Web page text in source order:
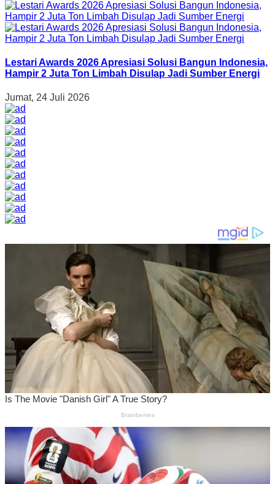
Lestari Awards 2026 Apresiasi Solusi Bangun Indonesia,
Hampir 2 Juta Ton Limbah Disulap Jadi Sumber Energi
Jumat, 24 Juli 2026